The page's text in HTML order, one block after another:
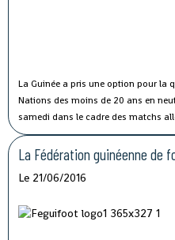
La Guinée a pris une option pour la
Nations des moins de 20 ans en
samedi dans le cadre des matchs
La Fédération guinéenne de
Le 21/06/2016